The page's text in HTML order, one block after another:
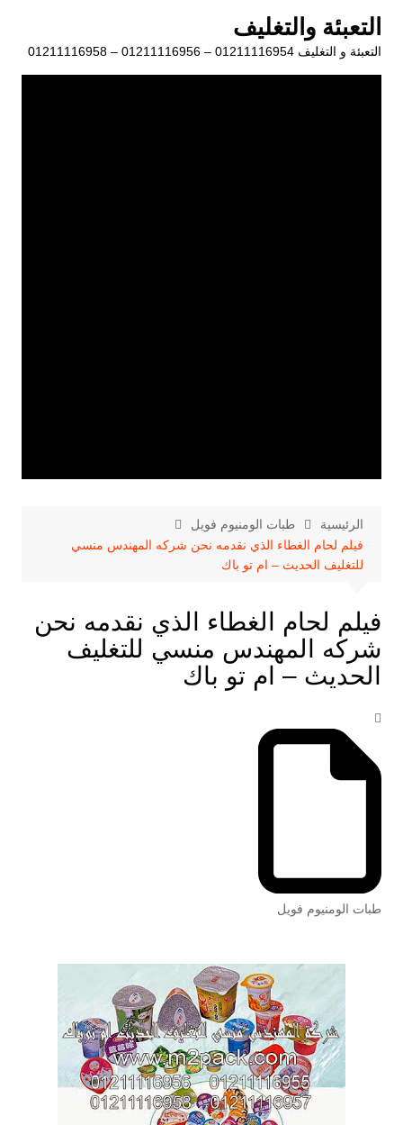
المحتوى
التعبئة والتغليف
التعبئة و التغليف 01211116954 – 01211116956 – 01211116958
الرئيسية
طبات الومنيوم فويل
فيلم لحام الغطاء الذي نقدمه نحن شركه المهندس منسي
للتغليف الحديث – ام تو باك
فيلم لحام الغطاء الذي نقدمه نحن
شركه المهندس منسي للتغليف
الحديث – ام تو باك
طبات الومنيوم فويل